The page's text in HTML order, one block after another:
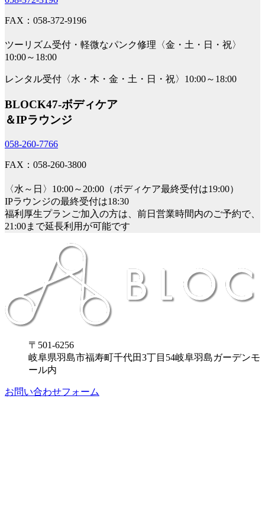
FAX：058-372-9196
ツーリズム受付・軽微なパンク修理〈金・土・日・祝〉
10:00～18:00
レンタル受付〈水・木・金・土・日・祝〉10:00～18:00
BLOCK47‐ボディケア
＆IPラウンジ
058-260-7766
FAX：058-260-3800
〈水～日〉10:00～20:00（ボディケア最終受付は19:00）
IPラウンジの最終受付は18:30
福利厚生プランご加入の方は、前日営業時間内のご予約で、
21:00まで延長利用が可能です
〒501-6256
岐阜県羽島市福寿町千代田3丁目54岐阜羽島ガーデンモ
ール内
お問い合わせフォーム